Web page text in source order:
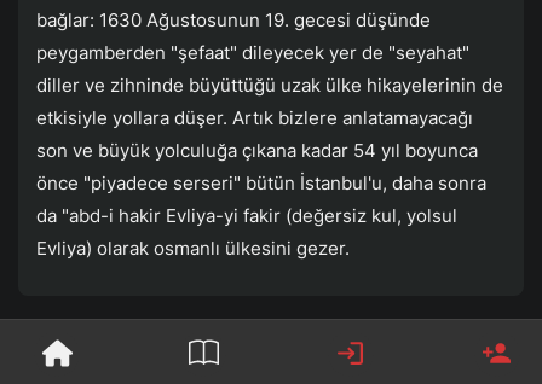
bağlar: 1630 Ağustosunun 19. gecesi düşünde
peygamberden "şefaat" dileyecek yer de "seyahat"
diller ve zihninde büyüttüğü uzak ülke hikayelerinin de
etkisiyle yollara düşer. Artık bizlere anlatamayacağı
son ve büyük yolculuğa çıkana kadar 54 yıl boyunca
önce "piyadece serseri" bütün İstanbul'u, daha sonra
da "abd-i hakir Evliya-yi fakir (değersiz kul, yolsul
Evliya) olarak osmanlı ülkesini gezer.